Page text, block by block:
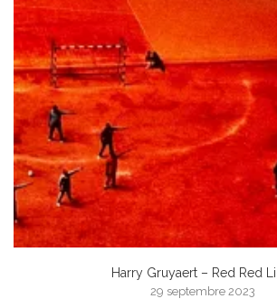
Harry Gruyaert – Red Red
29 septembre 2023